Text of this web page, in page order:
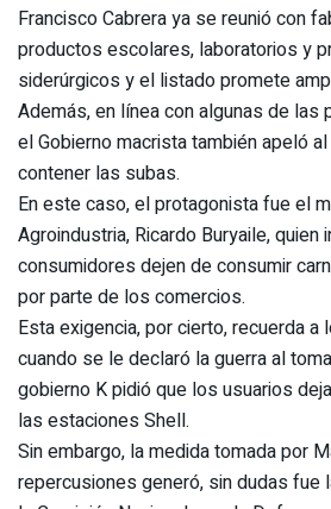
Francisco Cabrera ya se reunió con
productos escolares, laboratorios y
siderúrgicos y el listado promete
Además, en línea con algunas de las
el Gobierno macrista también apeló
contener las subas.
En este caso, el protagonista fue el
Agroindustria, Ricardo Buryaile, quien
consumidores dejen de consumir
por parte de los comercios.
Esta exigencia, por cierto, recuerda
cuando se le declaró la guerra al
gobierno K pidió que los usuarios
las estaciones Shell.
Sin embargo, la medida tomada por
repercusiones generó, sin dudas fue